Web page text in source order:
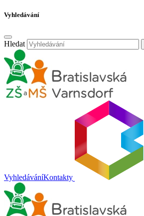
Vyhledávání
Hledat
VyhledáváníKontakty